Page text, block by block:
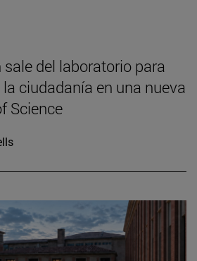
del laboratorio para
ciudadanía en una nueva
Science